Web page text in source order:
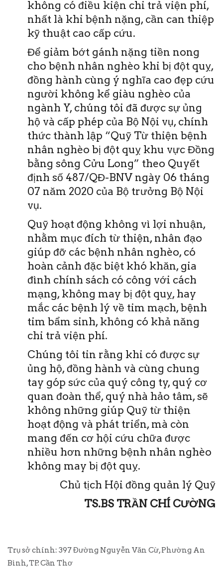
không có điều kiện chi trả viện phí,
nhất là khi bệnh nặng, cần can thiệp
kỹ thuật cao cấp cứu.
Để giảm bớt gánh nặng tiền nong
cho bệnh nhân nghèo khi bị đột quỵ,
đồng hành cùng ý nghĩa cao đẹp cứu
người không kể giàu nghèo của
ngành Y, chúng tôi đã được sự ủng
hộ và cấp phép của Bộ Nội vụ, chính
thức thành lập “Quỹ Từ thiện bệnh
nhân nghèo bị đột quỵ khu vực Đồng
bằng sông Cửu Long” theo Quyết
định số 487/QĐ-BNV ngày 06 tháng
07 năm 2020 của Bộ trưởng Bộ Nội
vụ.
Quỹ hoạt động không vì lợi nhuận,
nhằm mục đích từ thiện, nhân đạo
giúp đỡ các bệnh nhân nghèo, có
hoàn cảnh đặc biệt khó khăn, gia
đình chính sách có công với cách
mạng, không may bị đột quỵ, hay
mắc các bệnh lý về tim mạch, bệnh
tim bẩm sinh, không có khả năng
chi trả viện phí.
Chúng tôi tin rằng khi có được sự
ủng hộ, đồng hành và cùng chung
tay góp sức của quý công ty, quý cơ
quan đoàn thể, quý nhà hảo tâm, sẽ
không những giúp Quỹ từ thiện
hoạt động và phát triển, mà còn
mang đến cơ hội cứu chữa được
nhiều hơn những bệnh nhân nghèo
không may bị đột quỵ.
Chủ tịch Hội đồng quản lý Quỹ
TS.BS TRẦN CHÍ CƯỜNG
Trụ sở chính: 397 Đường Nguyễn Văn Cừ, Phường An
Bình, TP. Cần Thơ